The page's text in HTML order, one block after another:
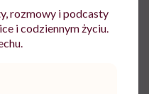
Motyl
rozmowy i podcasty
i codziennym życiu.